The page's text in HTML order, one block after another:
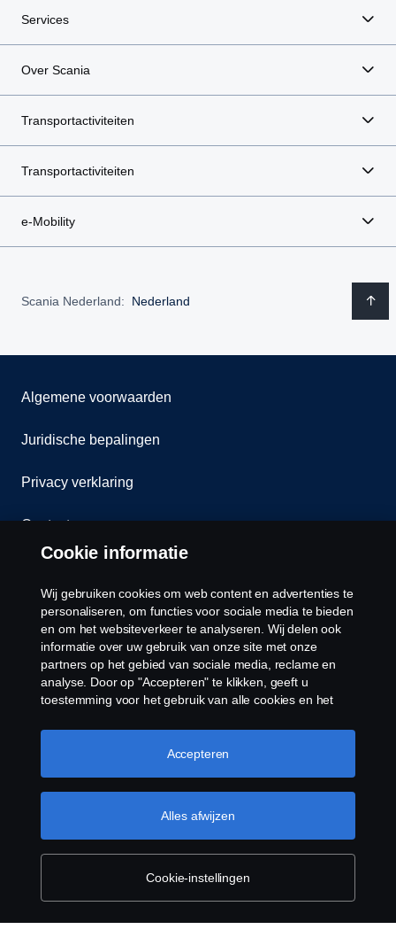
Services
Over Scania
Transportactiviteiten
Transportactiviteiten
e-Mobility
Scania Nederland: Nederland
Algemene voorwaarden
Juridische bepalingen
Privacy verklaring
Contact
Cookiebeleid
Cookies
Voorbehouden. Scania Nederland B.V. Postbus
9598 4801 LN, Spinveld 57, 4815 HV Breda / T +31
(0)76-5254 000 KvK-nummer: 27136821
Cookie informatie
Wij gebruiken cookies om web content en advertenties te
personaliseren, om functies voor sociale media te bieden
en om het websiteverkeer te analyseren. Wij delen ook
informatie over uw gebruik van onze site met onze
partners op het gebied van sociale media, reclame en
analyse. Door op "Accepteren" te klikken, geeft u
toestemming voor het gebruik van alle cookies en het
door op "Cookie Instellingen" te klikken en de
categorieën te selecteren die u wilt accepteren. Voor een
Meer informatie over uw privacy
Cookie-instellingen
Alles afwijzen
Accepteren